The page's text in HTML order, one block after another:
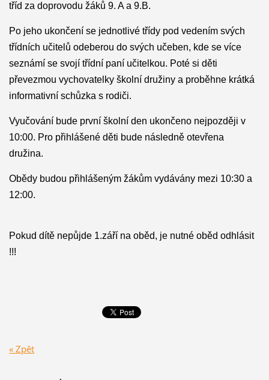
tříd za doprovodu žáků 9. A a 9.B.
Po jeho ukončení se jednotlivé třídy pod vedením svých
třídních učitelů odeberou do svých učeben, kde se více
seznámí se svojí třídní paní učitelkou. Poté si děti
převezmou vychovatelky školní družiny a proběhne krátká
informativní schůzka s rodiči.
Vyučování bude první školní den ukončeno nejpozději v
10:00. Pro přihlášené děti bude následně otevřena
družina.
Obědy budou přihlášeným žákům vydávány mezi 10:30 a
12:00.
Pokud dítě nepůjde 1.září na oběd, je nutné oběd odhlásit
!!!
« Zpět